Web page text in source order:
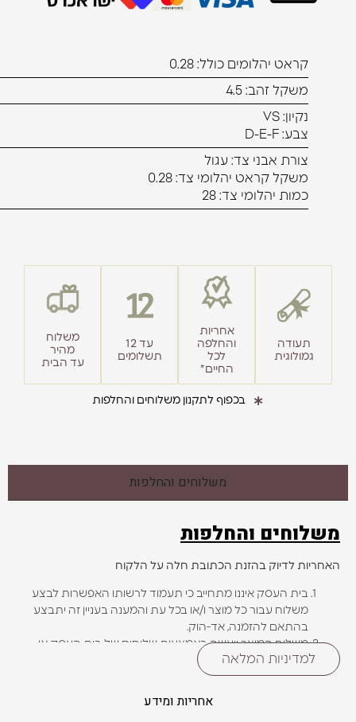
תעודה
גמולוגית
אחריות
והחלפה
לכל
החיים*
עד 12
תשלומים
משלוח
מהיר
עד הבית
בכפוף לתקנון משלוחים והחלפות
קראט יהלומים כולל: 0.28
משקל זהב: 4.5
נקיון: VS
צבע: D-E-F
צורת אבני צד: עגול
משקל קראט יהלומי צד: 0.28
כמות יהלומי צד: 28
משלוחים והחלפות
אחריות ומידע
משלוחים והחלפות
האחריות לדיוק בהזנת הכתובת חלה על הלקוח
בית העסק איננו מתחייב כי תעמוד לרשותו האפשרות לבצע
משלוח עבור כל מוצר ו/או בכל עת והמענה בעניין זה יתבצע
בהתאם להזמנה, אד-הוק.
משלוח המוצר ייעשה באמצעות שליחים של בית העסק או
שירות שליחים חיצוני מבוטח, לפי שיקול דעתו של בית העסק.
בהזמנת מוצר
למדיניות המלאה